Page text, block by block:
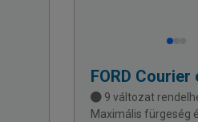
FORD Courier
9 változat
Maximális fürgeség